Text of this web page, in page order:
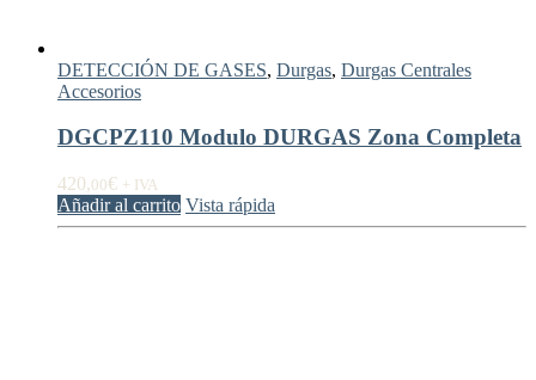
DETECCIÓN DE GASES, Durgas, Durgas Centrales
Accesorios
DGCPZ110 Modulo DURGAS Zona Completa
420,00€ + IVA
Añadir al carrito Vista rápida